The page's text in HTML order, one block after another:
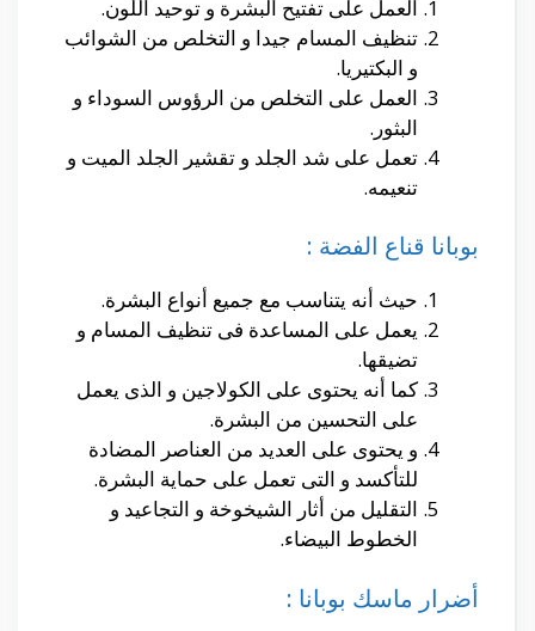
العمل على تفتيح البشرة و توحيد اللون.
تنظيف المسام جيدا و التخلص من الشوائب
و البكتيريا.
العمل على التخلص من الرؤوس السوداء و
البثور.
تعمل على شد الجلد و تقشير الجلد الميت و
تنعيمه.
بوبانا قناع الفضة :
حيث أنه يتناسب مع جميع أنواع البشرة.
يعمل على المساعدة فى تنظيف المسام و
تضيقها.
كما أنه يحتوى على الكولاجين و الذى يعمل
على التحسين من البشرة.
و يحتوى على العديد من العناصر المضادة
للتأكسد و التى تعمل على حماية البشرة.
التقليل من أثار الشيخوخة و التجاعيد و
الخطوط البيضاء.
أضرار ماسك بوبانا :